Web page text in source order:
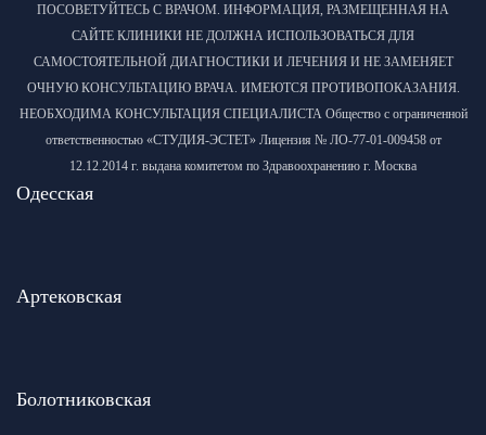
ПОСОВЕТУЙТЕСЬ С ВРАЧОМ. ИНФОРМАЦИЯ, РАЗМЕЩЕННАЯ НА
САЙТЕ КЛИНИКИ НЕ ДОЛЖНА ИСПОЛЬЗОВАТЬСЯ ДЛЯ
САМОСТОЯТЕЛЬНОЙ ДИАГНОСТИКИ И ЛЕЧЕНИЯ И НЕ ЗАМЕНЯЕТ
ОЧНУЮ КОНСУЛЬТАЦИЮ ВРАЧА. ИМЕЮТСЯ ПРОТИВОПОКАЗАНИЯ.
НЕОБХОДИМА КОНСУЛЬТАЦИЯ СПЕЦИАЛИСТА Общество с ограниченной
ответственностью «СТУДИЯ-ЭСТЕТ» Лицензия № ЛО-77-01-009458 от
12.12.2014 г. выдана комитетом по Здравоохранению г. Москва
Одесская
Артековская
Болотниковская